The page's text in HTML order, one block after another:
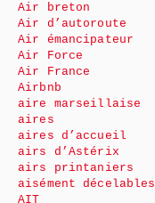
Air breton
Air d’autoroute
Air émancipateur
Air Force
Air France
Airbnb
aire marseillaise
aires
aires d’accueil
airs d’Astérix
airs printaniers
aisément décelables
AIT